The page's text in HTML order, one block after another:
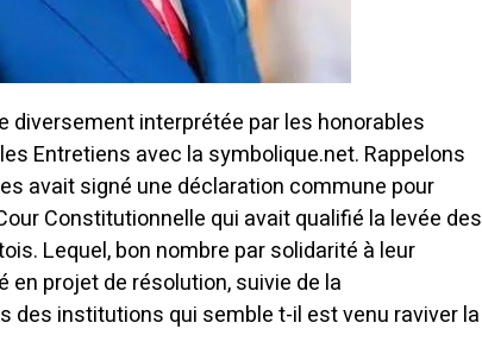
diversement interprétée par les honorables
Entretiens avec la symbolique.net. Rappelons
avait signé une déclaration commune pour
Constitutionnelle qui avait qualifié la levée des
Lequel, bon nombre par solidarité à leur
projet de résolution, suivie de la
des institutions qui semble t-il est venu raviver la